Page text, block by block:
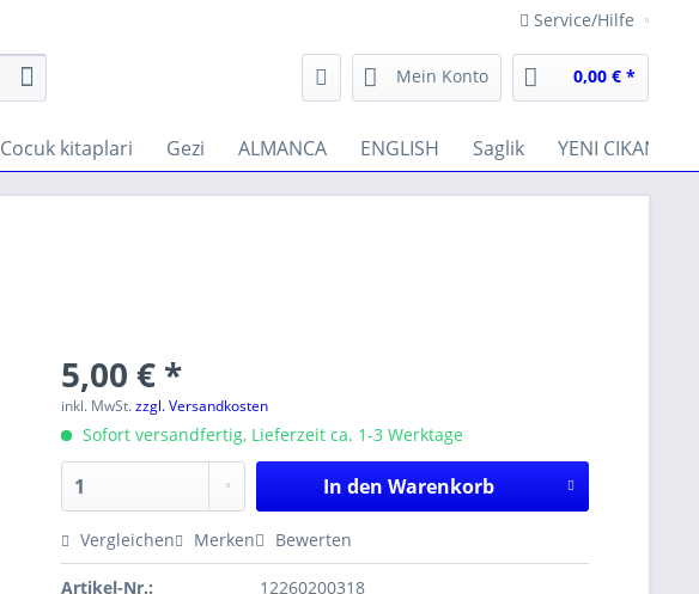
Service/Hilfe
Mein Konto 0,00 € *
Cocuk kitaplari Gezi ALMANCA ENGLISH Saglik YENI CIKANLAR
5,00 € *
inkl. MwSt.zzgl. Versandkosten
Sofort versandfertig, Lieferzeit ca. 1-3 Werktage
In den Warenkorb
Vergleichen Merken Bewerten
Artikel-Nr.: 12260200318